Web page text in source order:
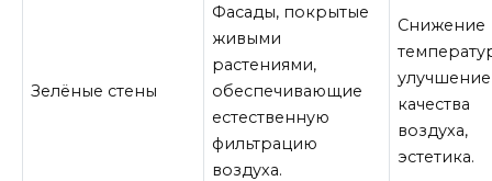
Зелёные стены
Фасады, покрытые
живыми
растениями,
обеспечивающие
естественную
фильтрацию
воздуха.
Снижение
улучшение
качества
воздуха,
эстетика.